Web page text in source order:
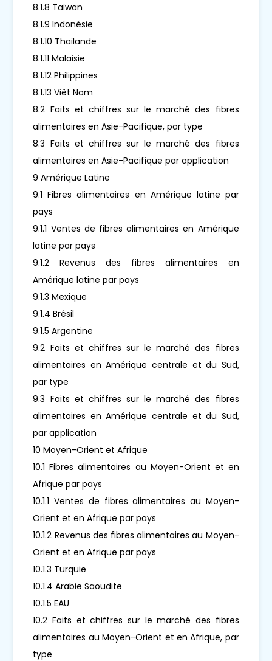
8.1.8 Taïwan
8.1.9 Indonésie
8.1.10 Thaïlande
8.1.11 Malaisie
8.1.12 Philippines
8.1.13 Viêt Nam
8.2 Faits et chiffres sur le marché des fibres
alimentaires en Asie-Pacifique, par type
8.3 Faits et chiffres sur le marché des fibres
alimentaires en Asie-Pacifique par application
9 Amérique Latine
9.1 Fibres alimentaires en Amérique latine par
pays
9.1.1 Ventes de fibres alimentaires en Amérique
latine par pays
9.1.2 Revenus des fibres alimentaires en
Amérique latine par pays
9.1.3 Mexique
9.1.4 Brésil
9.1.5 Argentine
9.2 Faits et chiffres sur le marché des fibres
alimentaires en Amérique centrale et du Sud,
par type
9.3 Faits et chiffres sur le marché des fibres
alimentaires en Amérique centrale et du Sud,
par application
10 Moyen-Orient et Afrique
10.1 Fibres alimentaires au Moyen-Orient et en
Afrique par pays
10.1.1 Ventes de fibres alimentaires au Moyen-
Orient et en Afrique par pays
10.1.2 Revenus des fibres alimentaires au Moyen-
Orient et en Afrique par pays
10.1.3 Turquie
10.1.4 Arabie Saoudite
10.1.5 EAU
10.2 Faits et chiffres sur le marché des fibres
alimentaires au Moyen-Orient et en Afrique, par
type